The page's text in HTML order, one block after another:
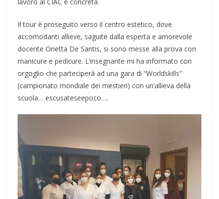
Il tour è proseguito verso il centro estetico, dove
accomodanti allieve, saguite dalla esperta e amorevole
docente Orietta De Santis, si sono messe alla prova con
manicure e pedicure. L’insegnante mi ha informato con
orgoglio che parteciperà ad una gara di “Worldskills”
(campionato mondiale dei mestieri) con un’allieva della
scuola… escusateseepoco….